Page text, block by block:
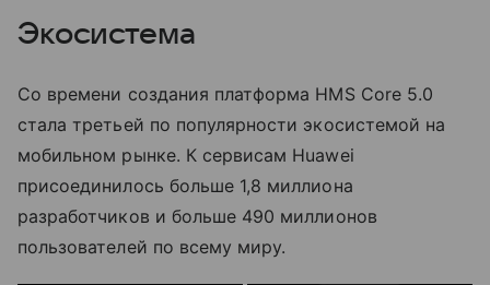
Экосистема
Со времени создания платформа HMS Core 5.0
стала третьей по популярности экосистемой на
мобильном рынке. К сервисам Huawei
присоединилось больше 1,8 миллиона
разработчиков и больше 490 миллионов
пользователей по всему миру.